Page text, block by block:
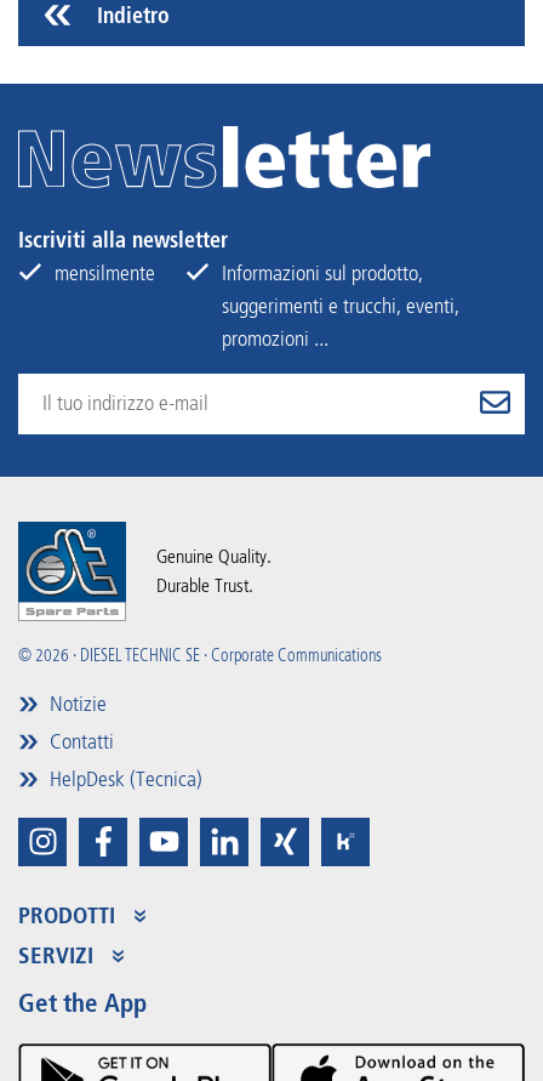
Indietro
Iscriviti alla newsletter
mensilmente
Informazioni sul prodotto,
suggerimenti e trucchi, eventi,
promozioni ...
Genuine Quality.
Durable Trust.
© 2026 · DIESEL TECHNIC SE · Corporate Communications
Notizie
Contatti
HelpDesk (Tecnica)
PRODOTTI
Assortimento dei prodotti
Partner Portal
Product Promotions
SERVIZI
Vantaggi
Premium Shop
Eventi
Get the App